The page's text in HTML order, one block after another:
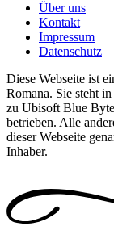
Über uns
Kontakt
Impressum
Datenschutz
Diese Webseite ist
Romana. Sie steht
zu Ubisoft Blue
betrieben. Alle
dieser Webseite
Inhaber.